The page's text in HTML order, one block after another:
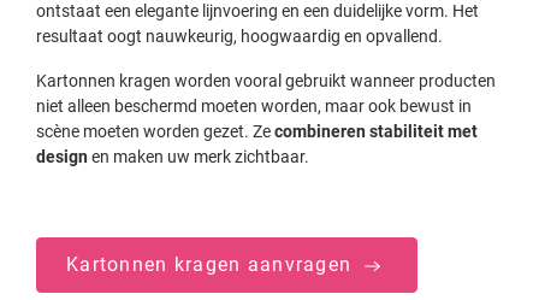
ontstaat een elegante lijnvoering en een duidelijke vorm. Het
resultaat oogt nauwkeurig, hoogwaardig en opvallend.
Kartonnen kragen worden vooral gebruikt wanneer producten
niet alleen beschermd moeten worden, maar ook bewust in
scène moeten worden gezet. Zecombineren stabiliteit met
design en maken uw merk zichtbaar.
Kartonnen kragen aanvragen